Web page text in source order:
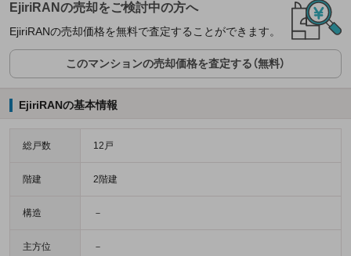
EjiriRANの売却をご検討中の方へ
EjiriRANの売却価格を無料で査定することができます。
このマンションの売却価格を査定する（無料）
EjiriRANの基本情報
総戸数 12戸
階建 2階建
構造 －
主方位 －